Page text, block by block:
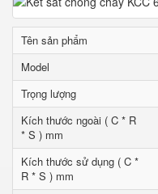
Tên sản phẩm
Model
Trọng lượng
Kích thước ngoài ( C * R
* S ) mm
Kích thước sử dụng ( C *
R * S ) mm